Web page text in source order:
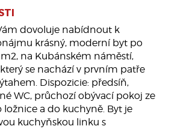
dovoluje nabídnout k
krásný, moderní byt po
m2, na Kubánském náměstí,
který se nachází v prvním patře
Dispozicie: předsíň,
WC, průchozí obývací pokoj ze
a do kuchyně. Byt je
kuchyňskou linku s